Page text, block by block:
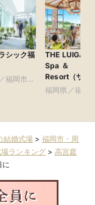
シック福
福岡市・
THE LUIGANS
Spa ＆
Resort（ザ・
イガンズ.スパ
福岡県／福岡
結婚式場 > 福岡市・周
ランキング > 高宮庭
に